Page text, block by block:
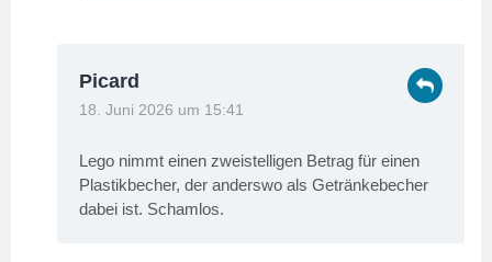
Picard
18. Juni 2026 um 15:41
Lego nimmt einen zweistelligen Betrag für einen
Plastikbecher, der anderswo als Getränkebecher
dabei ist. Schamlos.